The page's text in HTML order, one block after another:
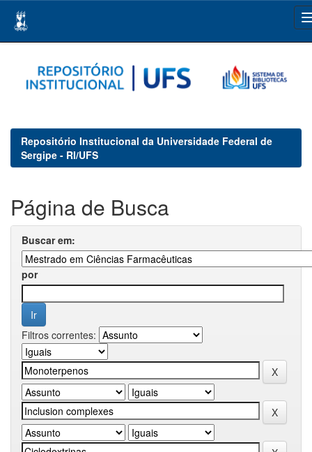
navigation
Repositório Institucional da Universidade Federal de
Sergipe - RI/UFS
Página de Busca
Buscar em:
por
Filtros correntes: